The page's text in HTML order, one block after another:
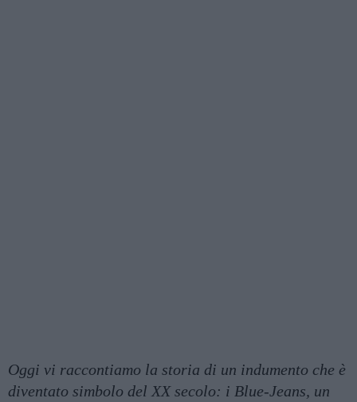
Oggi vi raccontiamo la storia di un indumento che è
diventato simbolo del XX secolo: i Blue-Jeans, un